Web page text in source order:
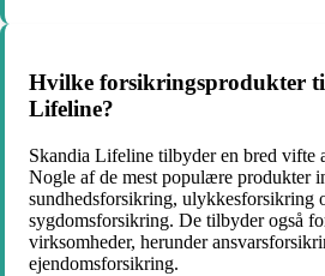
Hvilke forsikringsprodukter
Lifeline?
Skandia Lifeline tilbyder en bred vifte
Nogle af de mest populære produkter
sundhedsforsikring, ulykkesforsikring
sygdomsforsikring. De tilbyder også
virksomheder, herunder
ejendomsforsikring.